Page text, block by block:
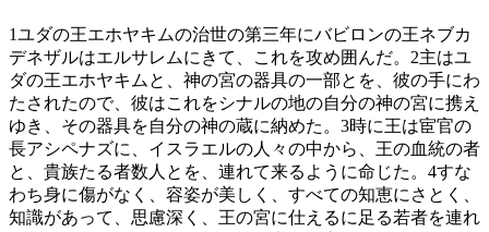
1ユダの王エホヤキムの治世の第三年にバビロンの王ネブカ
デネザルはエルサレムにきて、これを攻め囲んだ。 2主はユ
ダの王エホヤキムと、神の宮の器具の一部とを、彼の手にわ
たされたので、彼はこれをシナルの地の自分の神の宮に携え
ゆき、その器具を自分の神の蔵に納めた。 3時に王は宦官の
長アシペナズに、イスラエルの人々の中から、王の血統の者
と、貴族たる者数人とを、連れて来るように命じた。 4すな
わち身に傷がなく、容姿が美しく、すべての知恵にさとく、
知識があって、思慮深く、王の宮に仕えるに足る若者を連れ